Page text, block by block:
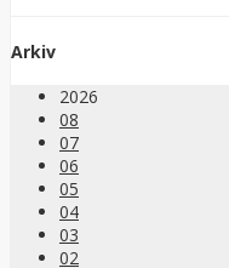
Arkiv
2026
08
07
06
05
04
03
02